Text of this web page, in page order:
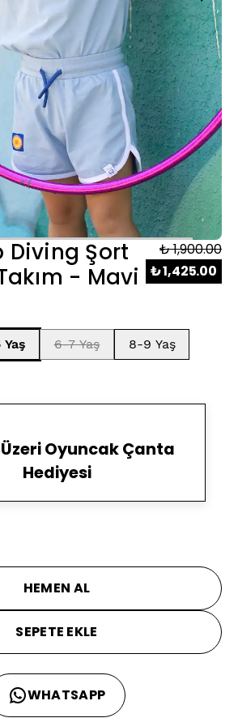
Diving Şort
- Mavi
₺ 1,900.00
₺ 1,425.00
6-7 Yaş
8-9 Yaş
Oyuncak Çanta
Hediyesi
HEMEN AL
SEPETE EKLE
WHATSAPP